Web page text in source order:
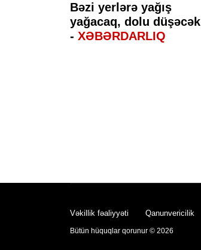
Bəzi yerlərə yağış
yağacaq, dolu düşəcək
- XƏBƏRDARLIQ
Vəkillik fəaliyyəti Qanunvericilik
Bütün hüquqlar qorunur © 2026